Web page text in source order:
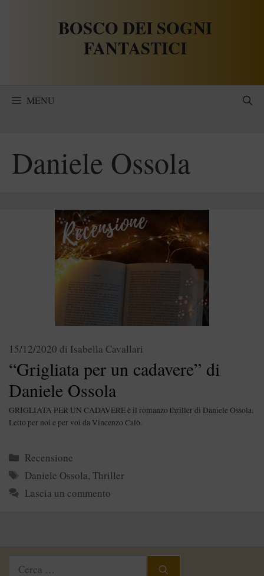
BOSCO DEI SOGNI
FANTASTICI
MENU
Daniele Ossola
“Grigliata per un cadavere” di
Daniele Ossola
15/12/2020 di Isabella Cavallari
GRIGLIATA PER UN CADAVERE è il romanzo thriller di Daniele Ossola.
Letto per noi e per voi da Vincenzo Calò.
Categorie
Recensione
Tag
Daniele Ossola,Thriller
Lascia un commento
Ricerca